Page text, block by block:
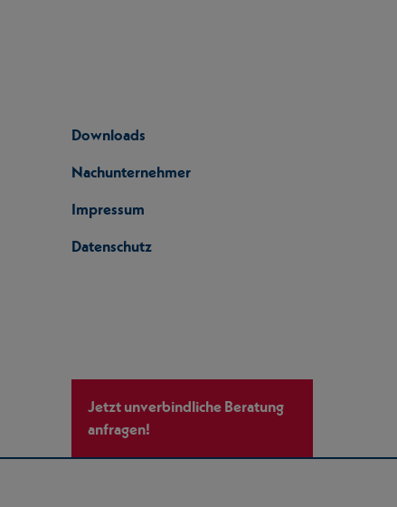
Downloads
Nachunternehmer
Impressum
Datenschutz
Jetzt unverbindliche Beratung
anfragen!